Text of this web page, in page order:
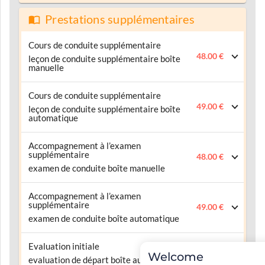
Prestations supplémentaires
Cours de conduite supplémentaire
leçon de conduite supplémentaire boîte
manuelle
48.00 €
Cours de conduite supplémentaire
leçon de conduite supplémentaire boîte
automatique
49.00 €
Accompagnement à l’examen
supplémentaire
examen de conduite boîte manuelle
48.00 €
Accompagnement à l’examen
supplémentaire
examen de conduite boîte automatique
49.00 €
Evaluation initiale
evaluation de départ boîte automatique
47.00 €
Welcome